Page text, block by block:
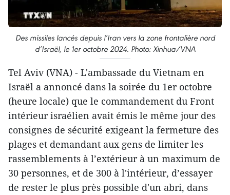
Des missiles lancés depuis l’Iran vers la zone frontalière nord
d’Israël, le 1er octobre 2024. Photo: Xinhua/VNA
Tel Aviv (VNA) - L'ambassade du Vietnam en
Israël a annoncé dans la soirée du 1er octobre
(heure locale) que le commandement du Front
intérieur israélien avait émis le même jour des
consignes de sécurité exigeant la fermeture des
plages et demandant aux gens de limiter les
rassemblements à l’extérieur à un maximum de
30 personnes, et de 300 à l'intérieur, d’essayer
de rester le plus près possible d'un abri, dans